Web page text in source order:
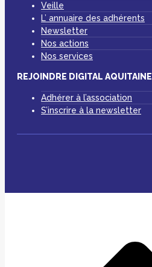
Veille
L’ annuaire des adhérents
Newsletter
Nos actions
Nos services
REJOINDRE DIGITAL AQUITAINE
Adhérer à l’association
S’inscrire à la newsletter